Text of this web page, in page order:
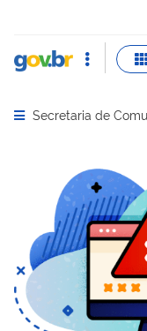
Abrir menu
Secretaria de